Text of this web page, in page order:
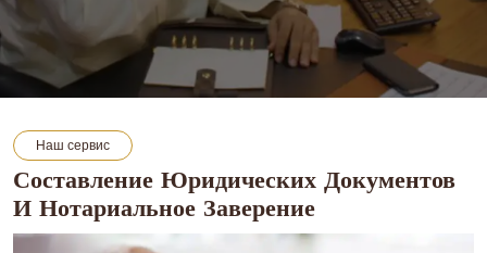
Наш сервис
Составление Юридических Документов
И Нотариальное Заверение